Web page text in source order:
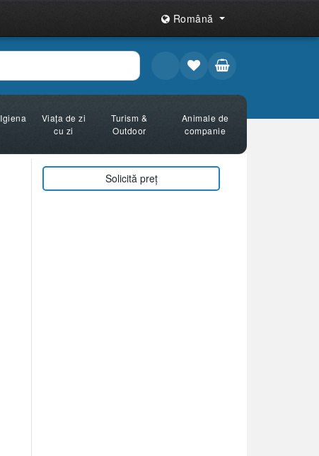
Română
Igiena
Viața de zi
cu zi
Turism &
Outdoor
Animale de
companie
Solicită preț